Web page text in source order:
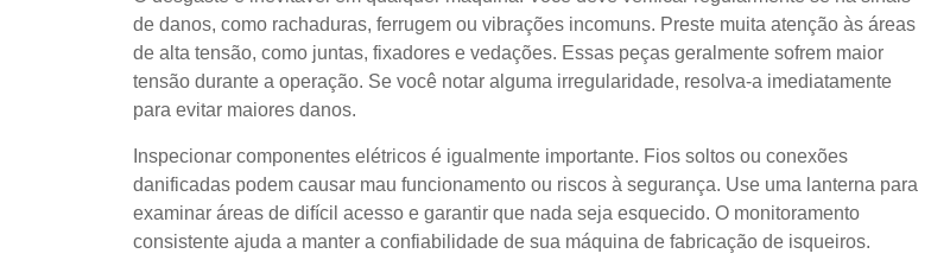
de danos, como rachaduras, ferrugem ou vibrações incomuns. Preste muita atenção às áreas
de alta tensão, como juntas, fixadores e vedações. Essas peças geralmente sofrem maior
tensão durante a operação. Se você notar alguma irregularidade, resolva-a imediatamente
para evitar maiores danos.
Inspecionar componentes elétricos é igualmente importante. Fios soltos ou conexões
danificadas podem causar mau funcionamento ou riscos à segurança. Use uma lanterna para
examinar áreas de difícil acesso e garantir que nada seja esquecido. O monitoramento
consistente ajuda a manter a confiabilidade de sua máquina de fabricação de isqueiros.